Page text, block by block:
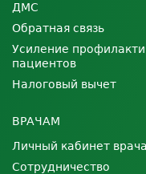
ДМС
Обратная связь
Усиление
пациентов
Налоговый вычет
ВРАЧАМ
Личный кабинет врача
Сотрудничество